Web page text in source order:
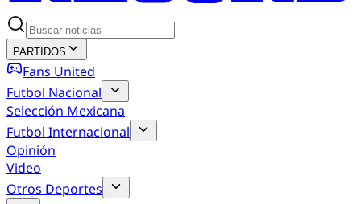
PARTIDOS
Fans United
Futbol Nacional
Selección Mexicana
Futbol Internacional
Opinión
Video
Otros Deportes